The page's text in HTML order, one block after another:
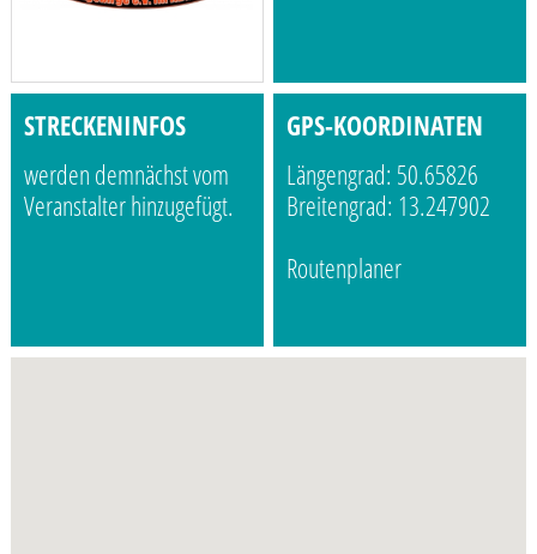
STRECKENINFOS
werden demnächst vom
Veranstalter hinzugefügt.
GPS-KOORDINATEN
Längengrad: 50.65826
Breitengrad: 13.247902
Routenplaner